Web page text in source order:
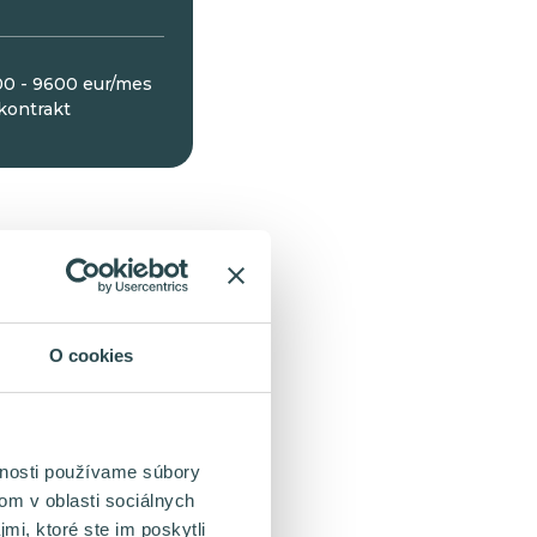
O cookies
používame súbory
v oblasti sociálnych
ktoré ste im poskytli
- 9600 eur/mes
častokrát